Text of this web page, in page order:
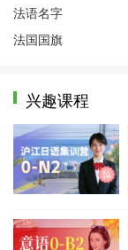
法语名字
法国国旗
兴趣课程